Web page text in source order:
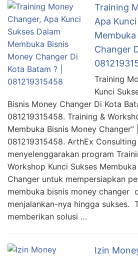
Training
Apa
Changer
Training
Kunci
Bisnis Money Changer Di Kota
081219315458. Training &
Membuka Bisnis Money Changer” |
081219315458. ArthEx
menyelenggarakan program
Workshop Kunci Sukses
Changer untuk mempersiapkan
membuka bisnis money changer
menjalankan-nya hingga sukses.
memberikan solusi …
Izin